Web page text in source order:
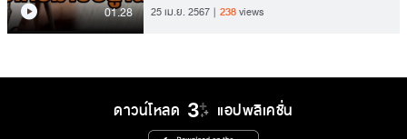
01.28 25 เม.ย. 2567 238views
ดาวน์โหลด แอปพลิเคชั่น